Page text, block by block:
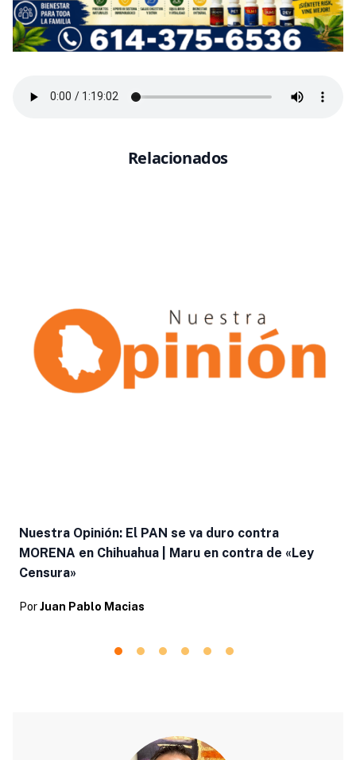
Relacionados
Nuestra Opinión: El PAN se va duro contra
MORENA en Chihuahua | Maru en contra de «Ley
Censura»
Por Juan Pablo Macias